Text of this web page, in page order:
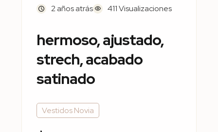
2 años atrás
411 Visualizaciones
hermoso, ajustado,
strech, acabado
satinado
Vestidos Novia